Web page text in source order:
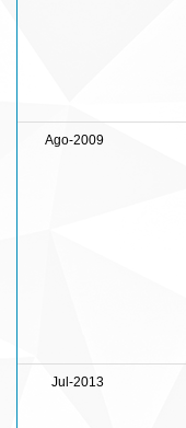
Ago-2009
Jul-2013